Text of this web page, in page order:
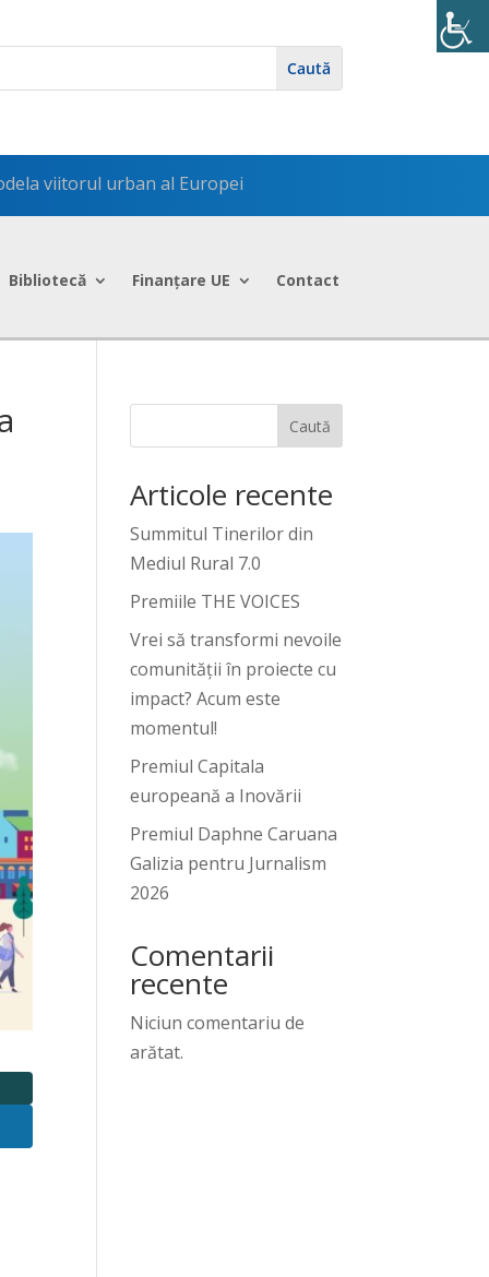
viitorul urban al Europei
Bibliotecă Finanțare UE Contact
Caută
Articole recente
Summitul Tinerilor din
Mediul Rural 7.0
Premiile THE VOICES
Vrei să transformi nevoile
comunității în proiecte cu
impact? Acum este
momentul!
Premiul Capitala
europeană a Inovării
Premiul Daphne Caruana
Galizia pentru Jurnalism
2026
Comentarii
recente
Niciun comentariu de
arătat.